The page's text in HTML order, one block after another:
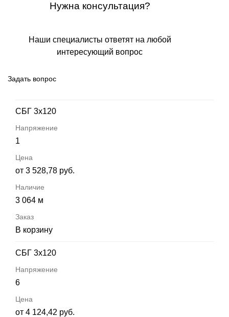
Нужна консультация?
Наши специалисты ответят на любой
интересующий вопрос
Задать вопрос
СБГ 3х120
1
от 3 528,78 руб.
3 064 м
В корзину
СБГ 3х120
6
от 4 124,42 руб.